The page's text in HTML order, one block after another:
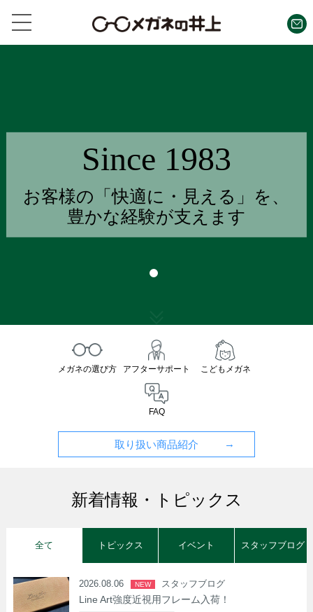
Since 1983
お客様の「快適に・見える」を、
豊かな経験が支えます
メガネの選び方 アフターサポート こどもメガネ
FAQ
取り扱い商品紹介
新着情報・トピックス
全て トピックス イベント スタッフブログ
2026.08.06 NEW スタッフブログ
Line Art強度近視用フレーム入荷！